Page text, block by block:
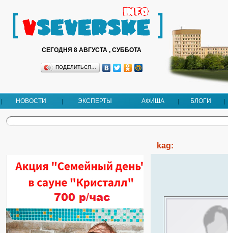
СЕГОДНЯ 8 АВГУСТА , СУББОТА
ПОДЕЛИТЬСЯ…
НОВОСТИ ЭКСПЕРТЫ АФИША БЛОГИ
kag: